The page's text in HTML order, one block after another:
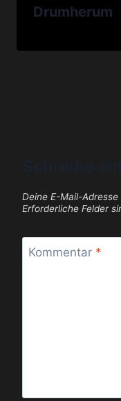
Drumherum
Deine E-Mail-
Erforderliche Felder
Kommentar *